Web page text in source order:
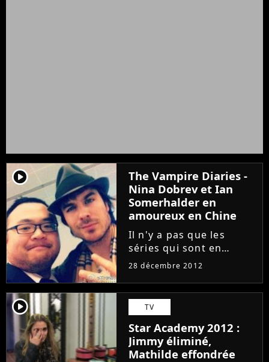
player2
The Vampire Diaries -
Nina Dobrev et Ian
Somerhalder en
amoureux en Chine
Il n'y a pas que les
séries qui sont en
vacances, les acteurs
En effet, tandis que The
Vampire Diaries a
récemment diffusé son
final de mi-saison, les
deux...
28 décembre 2012
player2 TV
Star Academy 2012 :
Jimmy éliminé,
Mathilde effondrée